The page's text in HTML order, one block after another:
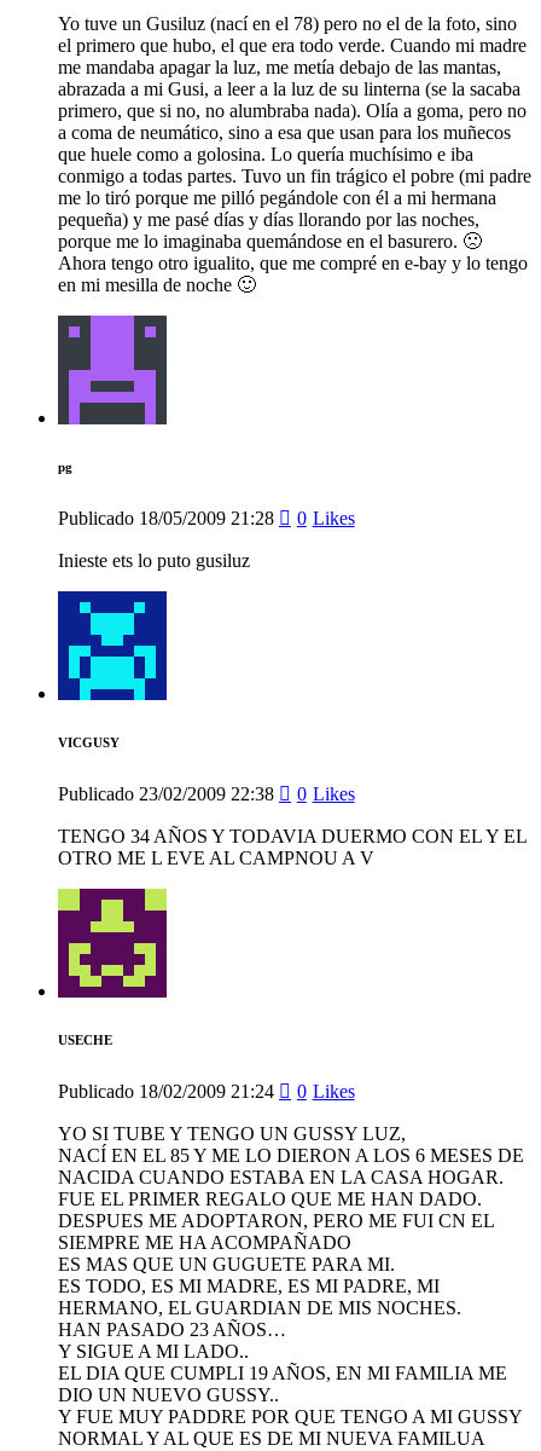
Yo tuve un Gusiluz (nací en el 78) pero no el de la foto, sino
el primero que hubo, el que era todo verde. Cuando mi madre
me mandaba apagar la luz, me metía debajo de las mantas,
abrazada a mi Gusi, a leer a la luz de su linterna (se la sacaba
primero, que si no, no alumbraba nada). Olía a goma, pero no
a coma de neumático, sino a esa que usan para los muñecos
que huele como a golosina. Lo quería muchísimo e iba
conmigo a todas partes. Tuvo un fin trágico el pobre (mi padre
me lo tiró porque me pilló pegándole con él a mi hermana
pequeña) y me pasé días y días llorando por las noches,
porque me lo imaginaba quemándose en el basurero. 🙁
Ahora tengo otro igualito, que me compré en e-bay y lo tengo
en mi mesilla de noche 🙂
pg
Publicado 18/05/2009 21:28 0 Likes
Inieste ets lo puto gusiluz
VICGUSY
Publicado 23/02/2009 22:38 0 Likes
TENGO 34 AÑOS Y TODAVIA DUERMO CON EL Y EL
OTRO ME L EVE AL CAMPNOU A V
USECHE
Publicado 18/02/2009 21:24 0 Likes
YO SI TUBE Y TENGO UN GUSSY LUZ,
NACÍ EN EL 85 Y ME LO DIERON A LOS 6 MESES DE
NACIDA CUANDO ESTABA EN LA CASA HOGAR.
FUE EL PRIMER REGALO QUE ME HAN DADO.
DESPUES ME ADOPTARON, PERO ME FUI CN EL
SIEMPRE ME HA ACOMPAÑADO
ES MAS QUE UN GUGUETE PARA MI.
ES TODO, ES MI MADRE, ES MI PADRE, MI
HERMANO, EL GUARDIAN DE MIS NOCHES.
HAN PASADO 23 AÑOS…
Y SIGUE A MI LADO..
EL DIA QUE CUMPLI 19 AÑOS, EN MI FAMILIA ME
DIO UN NUEVO GUSSY..
Y FUE MUY PADDRE POR QUE TENGO A MI GUSSY
NORMAL Y AL QUE ES DE MI NUEVA FAMILUA